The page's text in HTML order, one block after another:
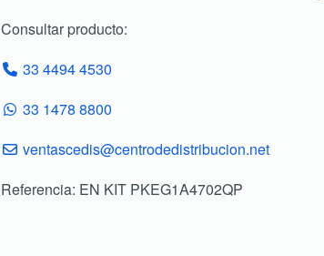
Consultar producto:
33 4494 4530
33 1478 8800
ventascedis@centrodedistribucion.net
Referencia: EN KIT PKEG1A4702QP